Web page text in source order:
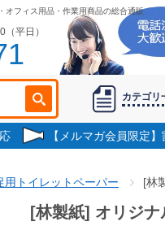
オフィス用品・作業用商品の総合通販
平日）
カテゴリ
【メルマガ会員限定
用トイレットペーパー [林
[林製紙] オリジナ